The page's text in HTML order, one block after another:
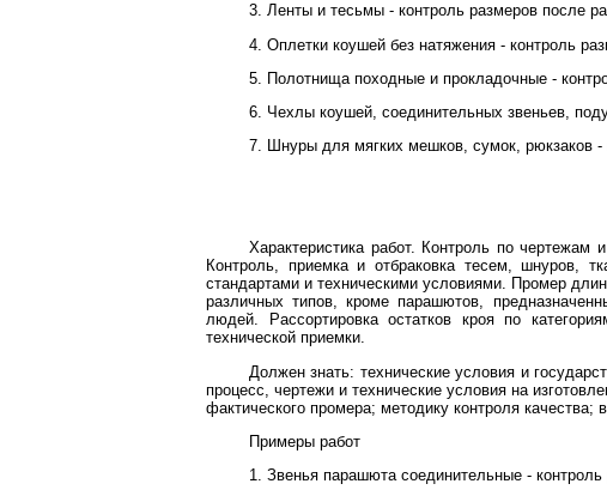
3. Ленты и тесьмы - контроль размеров после
4. Оплетки коушей без натяжения - контроль
5. Полотнища походные и прокладочные -
6. Чехлы коушей, соединительных звеньев,
7. Шнуры для мягких мешков, сумок, рюкзаков -
Характеристика работ. Контроль по чертежам
Контроль, приемка и отбраковка тесем, шнуров,
стандартами и техническими условиями. Промер
различных типов, кроме парашютов,
людей. Рассортировка остатков кроя по
технической приемки.
Должен знать: технические условия и
процесс, чертежи и технические условия на
фактического промера; методику контроля
Примеры работ
1. Звенья парашюта соединительные - контроль